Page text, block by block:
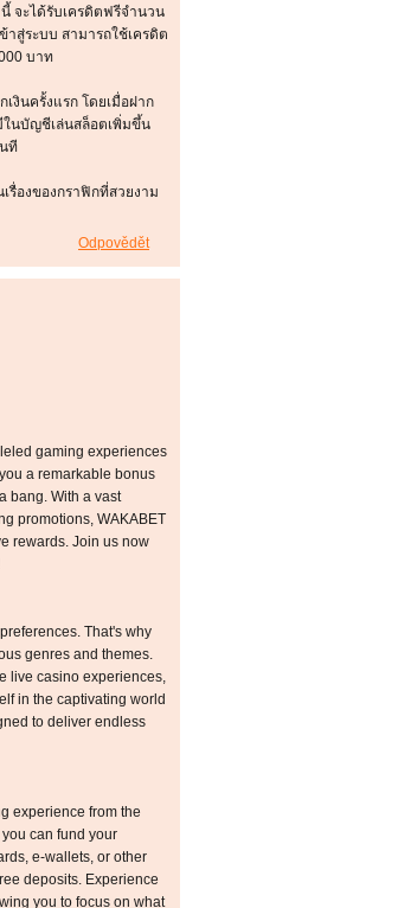
จะได้รับเครดิตฟรีจำนวน
าสู่ระบบ สามารถใช้เครดิต
บาท
งินครั้งแรก โดยเมื่อฝาก
ในบัญชีเล่นสล็อตเพิ่มขึ้น
ที
รื่องของกราฟิกที่สวยงาม
Odpovědět
gaming experiences
a remarkable bonus
bang. With a vast
promotions, WAKABET
rewards. Join us now
That's why
genres and themes.
live casino experiences,
in the captivating world
to deliver endless
experience from the
can fund your
e-wallets, or other
deposits. Experience
you to focus on what